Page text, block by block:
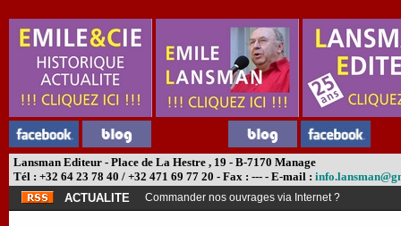
Lansman Editeur - Place de La Hestre , 19 - B-7170 Manage
Tél : +32 64 23 78 40 / +32 471 69 77 20 - Fax : --- - E-mail :
ACTUALITE
Commander nos ouvrages via Internet ?